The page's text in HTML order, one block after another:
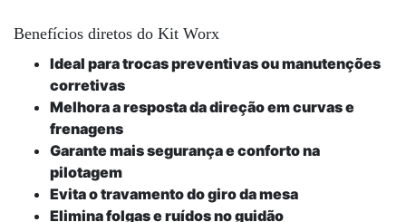
Benefícios diretos do Kit Worx
Ideal para trocas preventivas ou manutenções
corretivas
Melhora a resposta da direção em curvas e
frenagens
Garante mais segurança e conforto na
pilotagem
Evita o travamento do giro da mesa
Elimina folgas e ruídos no guidão